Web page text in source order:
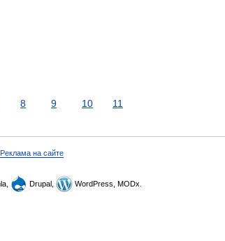
8 9 10 11
Реклама на сайте
Drupal, WordPress, MODx.